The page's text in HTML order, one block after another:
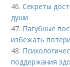
46.Секреты
души
47. Пагубные
избежать
48.
поддержания